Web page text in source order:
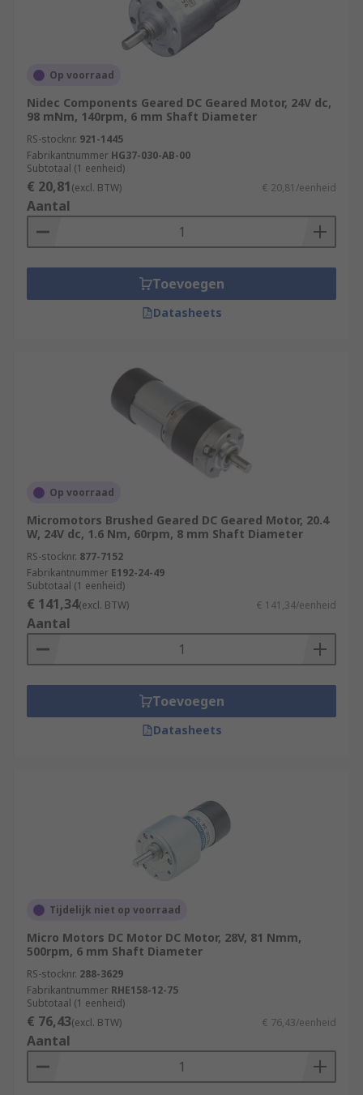
Op voorraad
Nidec Components Geared DC Geared Motor, 24V dc,
98 mNm, 140rpm, 6 mm Shaft Diameter
RS-stocknr. 921-1445
Fabrikantnummer HG37-030-AB-00
Subtotaal (1 eenheid)
€ 20,81(excl. BTW) € 20,81/eenheid
Aantal
Toevoegen
Datasheets
Op voorraad
Micromotors Brushed Geared DC Geared Motor, 20.4
W, 24V dc, 1.6 Nm, 60rpm, 8 mm Shaft Diameter
RS-stocknr. 877-7152
Fabrikantnummer E192-24-49
Subtotaal (1 eenheid)
€ 141,34(excl. BTW) € 141,34/eenheid
Aantal
Toevoegen
Datasheets
Tijdelijk niet op voorraad
Micro Motors DC Motor DC Motor, 28V, 81 Nmm,
500rpm, 6 mm Shaft Diameter
RS-stocknr. 288-3629
Fabrikantnummer RHE158-12-75
Subtotaal (1 eenheid)
€ 76,43(excl. BTW) € 76,43/eenheid
Aantal